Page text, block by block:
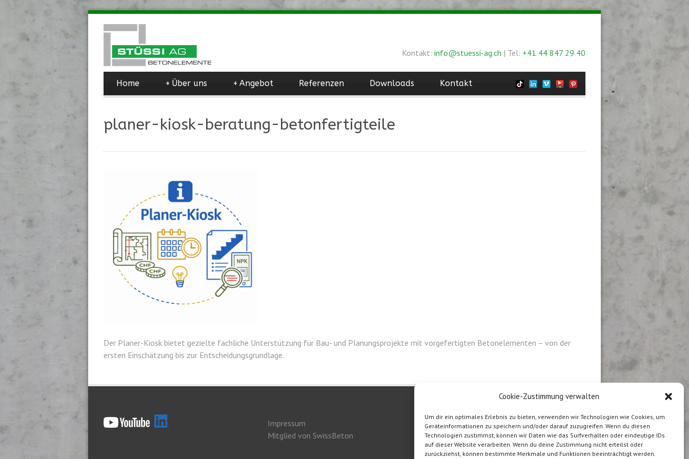
Cookie-Zustimmung verwalten
Um dir ein optimales Erlebnis zu bieten, verwenden wir Technologien wie Cookies, um
Geräteinformationen zu speichern und/oder darauf zuzugreifen. Wenn du diesen
Technologien zustimmst, können wir Daten wie das Surfverhalten oder eindeutige IDs
auf dieser Website verarbeiten. Wenn du deine Zustimmung nicht erteilst oder
zurückziehst, können bestimmte Merkmale und Funktionen beeinträchtigt werden.
Kontakt: info@stuessi-ag.ch | Tel: +41 44 847 29 40
Home Über uns
+ Angebot
+ Referenzen Downloads Kontakt
planer-kiosk-beratung-betonfertigteile
Der Planer-Kiosk bietet gezielte fachliche Unterstützung für Bau- und Planungsprojekte mit vorgefertigten Betonelementen – von der
ersten Einschätzung bis zur Entscheidungsgrundlage.
Impressum
Mitglied von SwissBeton
Hergestellt in der Schweiz